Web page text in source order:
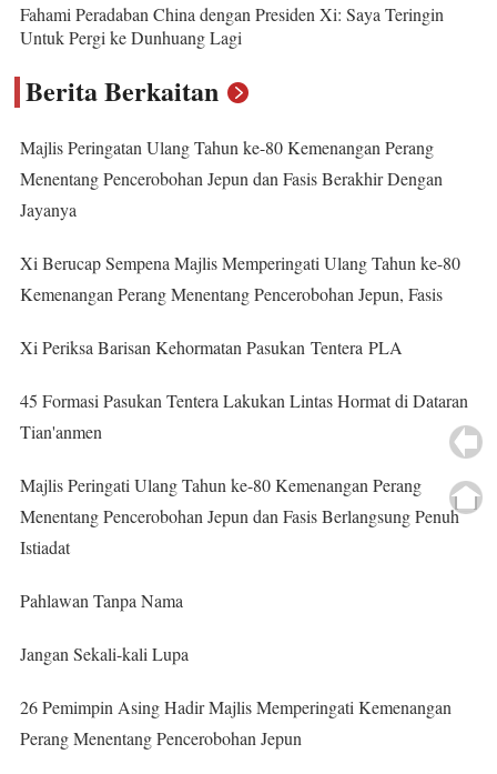
Fahami Peradaban China dengan Presiden Xi: Saya Teringin
Untuk Pergi ke Dunhuang Lagi
Berita Berkaitan
Majlis Peringatan Ulang Tahun ke-80 Kemenangan Perang
Menentang Pencerobohan Jepun dan Fasis Berakhir Dengan
Jayanya
Xi Berucap Sempena Majlis Memperingati Ulang Tahun ke-80
Kemenangan Perang Menentang Pencerobohan Jepun, Fasis
Xi Periksa Barisan Kehormatan Pasukan Tentera PLA
45 Formasi Pasukan Tentera Lakukan Lintas Hormat di Dataran
Tian'anmen
Majlis Peringati Ulang Tahun ke-80 Kemenangan Perang
Menentang Pencerobohan Jepun dan Fasis Berlangsung Penuh
Istiadat
Pahlawan Tanpa Nama
Jangan Sekali-kali Lupa
26 Pemimpin Asing Hadir Majlis Memperingati Kemenangan
Perang Menentang Pencerobohan Jepun